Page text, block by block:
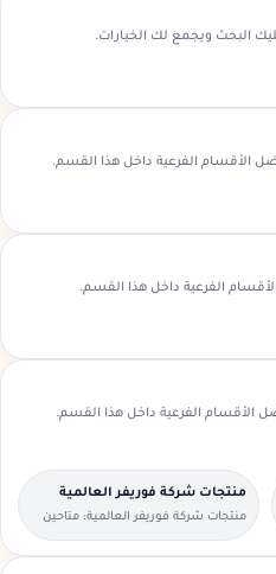
ويجمع لك الخيارات.
الأقسام الفرعية داخل هذا القسم.
الفرعية داخل هذا القسم.
الفرعية داخل هذا القسم.
منتجات شركة فوريفر العالمية
منتجات شركة فوريفر العالمية: متاحين
للطلبات العاجلة والحجوزات المسبقة.